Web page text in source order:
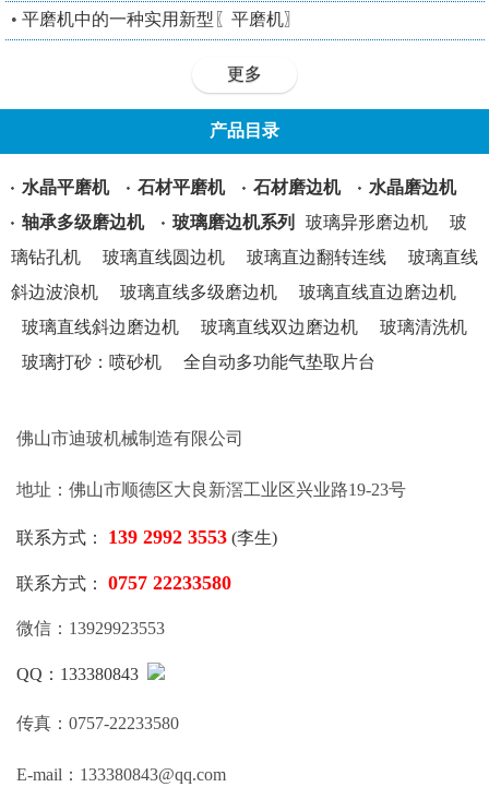
• 平磨机中的一种实用新型〖平磨机〗
更多
产品目录
水晶平磨机 石材平磨机 石材磨边机
水晶磨边机
轴承多级磨边机
玻璃磨边机系列 玻璃异形磨边机
玻
璃钻孔机
玻璃直线圆边机 玻璃直边翻转连线
玻璃直线
斜边波浪机
玻璃直线多级磨边机
玻璃直线直边磨边机
玻璃直线斜边磨边机
玻璃直线双边磨边机
玻璃清洗机
玻璃打砂：喷砂机
全自动多功能气垫取片台
佛山市迪玻机械制造有限公司
地址：佛山市顺德区大良新滘工业区兴业路19-23号
联系方式： 139 2992 3553 (李生)
联系方式： 0757 22233580
微信：13929923553
QQ：133380843
传真：0757-22233580
E-mail：133380843@qq.com